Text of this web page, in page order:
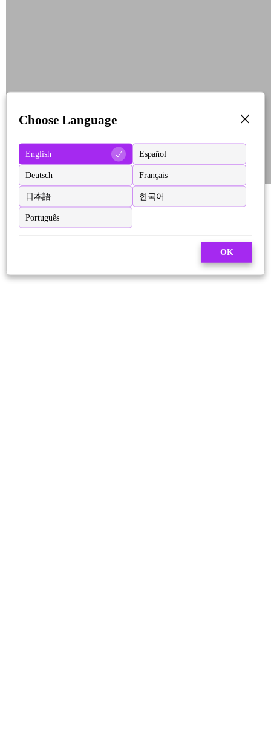
Choose Language
English Español
Deutsch Français
日本語 한국어
Português
OK